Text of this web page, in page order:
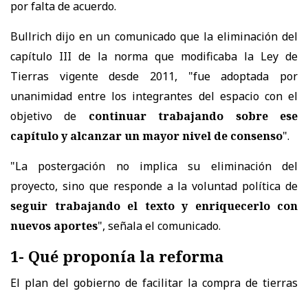
por falta de acuerdo.
Bullrich dijo en un comunicado que la eliminación del
capítulo III de la norma que modificaba la Ley de
Tierras vigente desde 2011, "fue adoptada por
unanimidad entre los integrantes del espacio con el
objetivo de continuar trabajando sobre ese
capítulo y alcanzar un mayor nivel de consenso".
"La postergación no implica su eliminación del
proyecto, sino que responde a la voluntad política de
seguir trabajando el texto y enriquecerlo con
nuevos aportes", señala el comunicado.
1- Qué proponía la reforma
El plan del gobierno de facilitar la compra de tierras